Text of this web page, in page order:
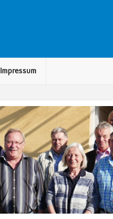
Impressum